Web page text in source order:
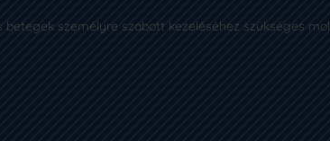
személyre szabott kezeléséhez szükséges